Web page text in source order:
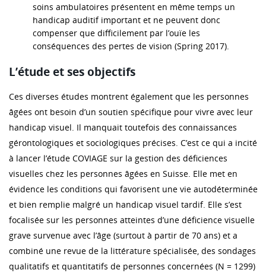
soins ambulatoires présentent en même temps un
handicap auditif important et ne peuvent donc
compenser que difficilement par l’ouïe les
conséquences des pertes de vision (Spring 2017).
L’étude et ses objectifs
Ces diverses études montrent également que les personnes
âgées ont besoin d’un soutien spécifique pour vivre avec leur
handicap visuel. Il manquait toutefois des connaissances
gérontologiques et sociologiques précises. C’est ce qui a incité
à lancer l’étude COVIAGE sur la gestion des déficiences
visuelles chez les personnes âgées en Suisse. Elle met en
évidence les conditions qui favorisent une vie autodéterminée
et bien remplie malgré un handicap visuel tardif. Elle s’est
focalisée sur les personnes atteintes d’une déficience visuelle
grave survenue avec l’âge (surtout à partir de 70 ans) et a
combiné une revue de la littérature spécialisée, des sondages
qualitatifs et quantitatifs de personnes concernées (N = 1299)